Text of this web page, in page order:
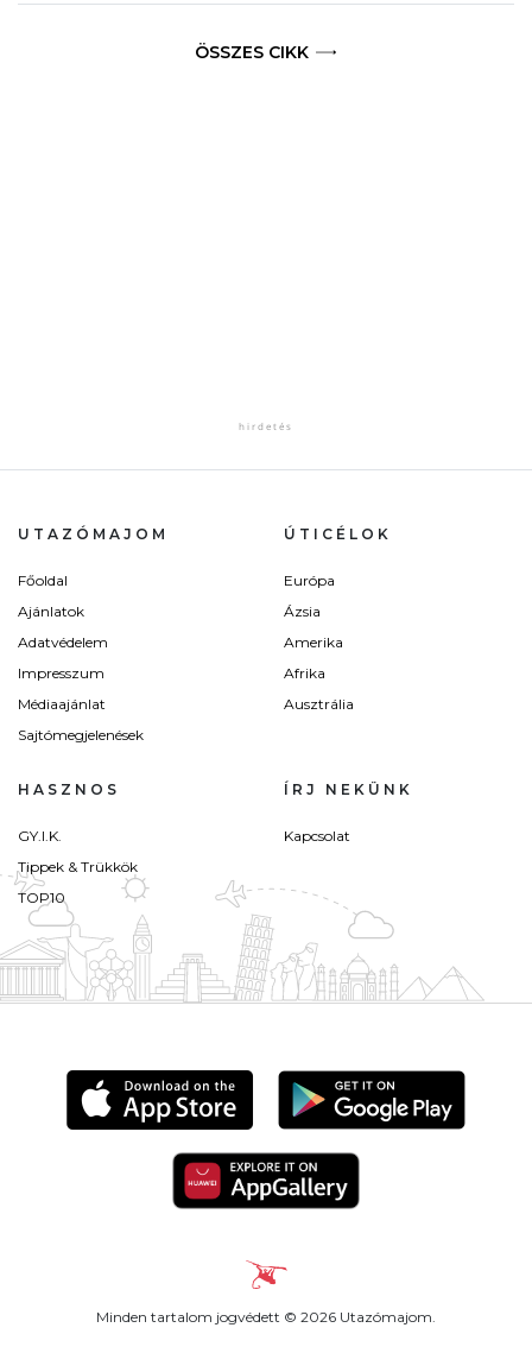
ÖSSZES CIKK
UTAZÓMAJOM
Főoldal
Ajánlatok
Adatvédelem
Impresszum
Médiaajánlat
Sajtómegjelenések
ÚTICÉLOK
Európa
Ázsia
Amerika
Afrika
Ausztrália
HASZNOS
GY.I.K.
Tippek & Trükkök
TOP10
ÍRJ NEKÜNK
Kapcsolat
Minden tartalom jogvédett © 2026 Utazómajom.